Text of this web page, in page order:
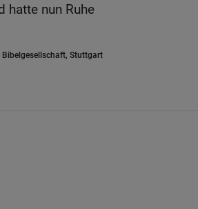
hatte nun Ruhe
Bibelgesellschaft, Stuttgart